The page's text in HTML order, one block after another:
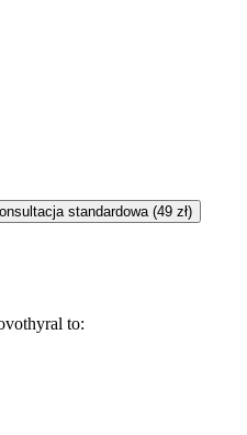
standardowa (49 zł)
to: